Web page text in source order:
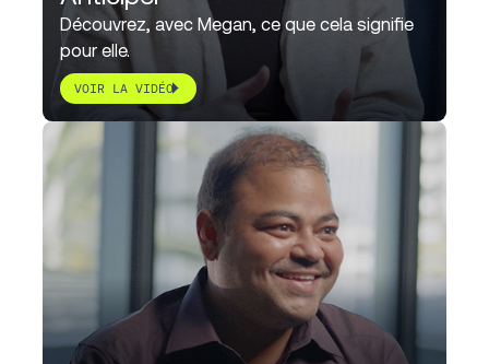
Découvrez, avec Megan, ce que cela signifie
pour elle.
VOIR LA VIDÉO